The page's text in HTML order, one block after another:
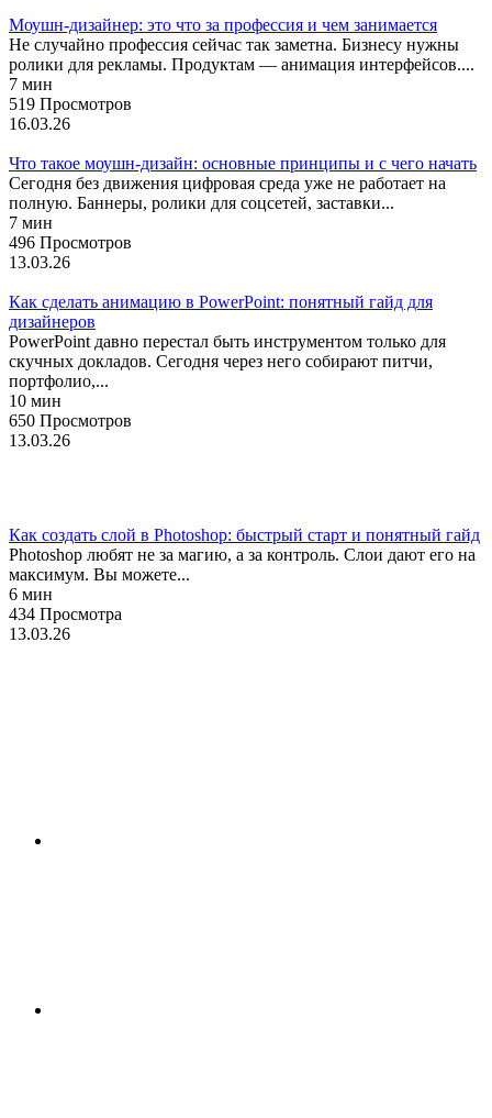
Моушн-дизайнер: это что за профессия и чем занимается
Не случайно профессия сейчас так заметна. Бизнесу нужны
ролики для рекламы. Продуктам — анимация интерфейсов....
7 мин
519 Просмотров
16.03.26
Что такое моушн-дизайн: основные принципы и с чего начать
Сегодня без движения цифровая среда уже не работает на
полную. Баннеры, ролики для соцсетей, заставки...
7 мин
496 Просмотров
13.03.26
Как сделать анимацию в PowerPoint: понятный гайд для
дизайнеров
PowerPoint давно перестал быть инструментом только для
скучных докладов. Сегодня через него собирают питчи,
портфолио,...
10 мин
650 Просмотров
13.03.26
Как создать слой в Photoshop: быстрый старт и понятный гайд
Photoshop любят не за магию, а за контроль. Слои дают его на
максимум. Вы можете...
6 мин
434 Просмотра
13.03.26